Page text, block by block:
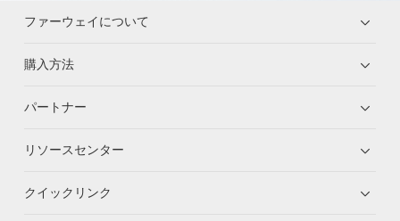
ファーウェイについて
購入方法
パートナー
リソースセンター
クイックリンク